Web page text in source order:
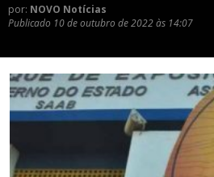
por: NOVO Notícias
Publicado 10 de outubro de 2022 às 14:07